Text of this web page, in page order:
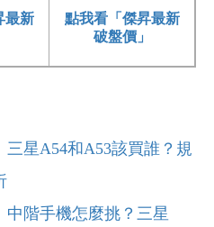
最新
點我看「傑昇最新
破盤價」
三星A54和A53該買誰？規
中階手機怎麼挑？三星